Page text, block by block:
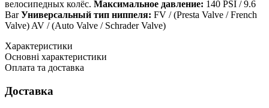
велосипедных колёс. Максимальное давление: 140 PSI / 9.6
BarУниверсальный тип ниппеля: FV / (Presta Valve / French
Valve) AV / (Auto Valve / Schrader Valve)
Характеристики
Основні характеристики
Оплата та доставка
Доставка